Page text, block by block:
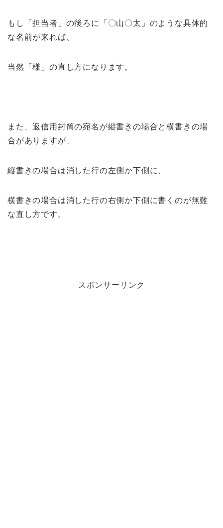
もし「担当者」の後ろに「〇山〇太」のような具体的
な名前が来れば、
当然「様」の直し方になります。
また、返信用封筒の宛名が縦書きの場合と横書きの場
合がありますが、
縦書きの場合は消した行の左側か下側に、
横書きの場合は消した行の右側か下側に書くのが無難
な直し方です。
スポンサーリンク